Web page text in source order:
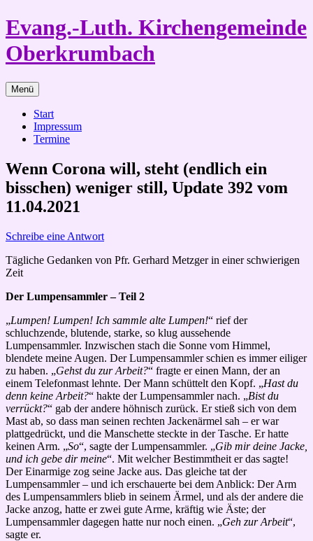
Zum
Inhalt
springen
Evang.-Luth. Kirchengemeinde
Oberkrumbach
Menü
Start
Impressum
Termine
Wenn Corona will, steht (endlich ein
bisschen) weniger still, Update 392 vom
11.04.2021
Schreibe eine Antwort
Tägliche Gedanken von Pfr. Gerhard Metzger in einer schwierigen
Zeit
Der Lumpensammler – Teil 2
„Lumpen! Lumpen! Ich sammle alte Lumpen!“ rief der
schluchzende, blutende, starke, so klug aussehende
Lumpensammler. Inzwischen stach die Sonne vom Himmel,
blendete meine Augen. Der Lumpensammler schien es immer eiliger
zu haben. „Gehst du zur Arbeit?“ fragte er einen Mann, der an
einem Telefonmast lehnte. Der Mann schüttelt den Kopf. „Hast du
denn keine Arbeit?“ hakte der Lumpensammler nach. „Bist du
verrückt?“ gab der andere höhnisch zurück. Er stieß sich von dem
Mast ab, so dass man seinen rechten Jackenärmel sah – er war
plattgedrückt, und die Manschette steckte in der Tasche. Er hatte
keinen Arm. „So“, sagte der Lumpensammler. „Gib mir deine Jacke,
und ich gebe dir meine“. Mit welcher Bestimmtheit er das sagte!
Der Einarmige zog seine Jacke aus. Das gleiche tat der
Lumpensammler – und ich erschauerte bei dem Anblick: Der Arm
des Lumpensammlers blieb in seinem Ärmel, und als der andere die
Jacke anzog, hatte er zwei gute Arme, kräftig wie Äste; der
Lumpensammler dagegen hatte nur noch einen. „Geh zur Arbeit“,
sagte er.